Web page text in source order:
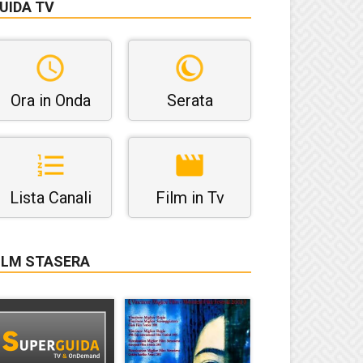
TV
Ora in Onda Serata
Lista Canali Film in Tv
STASERA